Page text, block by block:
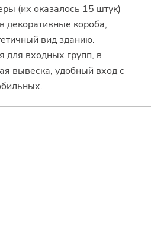
(их оказалось 15 штук)
декоративные короба,
вид зданию.
входных групп, в
вывеска, удобный вход с